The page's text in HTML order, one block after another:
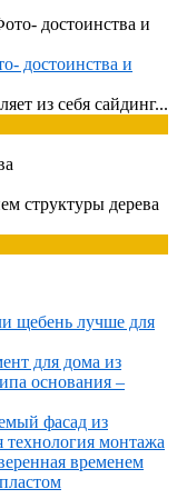
достоинства и
из себя сайдинг...
структуры дерева
щебень лучше для
для дома из
основания –
фасад из
технология монтажа
временем